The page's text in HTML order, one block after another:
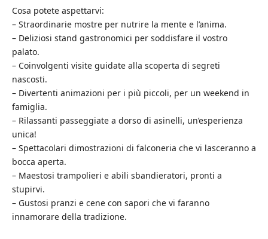
Cosa potete aspettarvi:
– Straordinarie mostre per nutrire la mente e l’anima.
– Deliziosi stand gastronomici per soddisfare il vostro
palato.
– Coinvolgenti visite guidate alla scoperta di segreti
nascosti.
– Divertenti animazioni per i più piccoli, per un weekend in
famiglia.
– Rilassanti passeggiate a dorso di asinelli, un’esperienza
unica!
– Spettacolari dimostrazioni di falconeria che vi lasceranno a
bocca aperta.
– Maestosi trampolieri e abili sbandieratori, pronti a
stupirvi.
– Gustosi pranzi e cene con sapori che vi faranno
innamorare della tradizione.